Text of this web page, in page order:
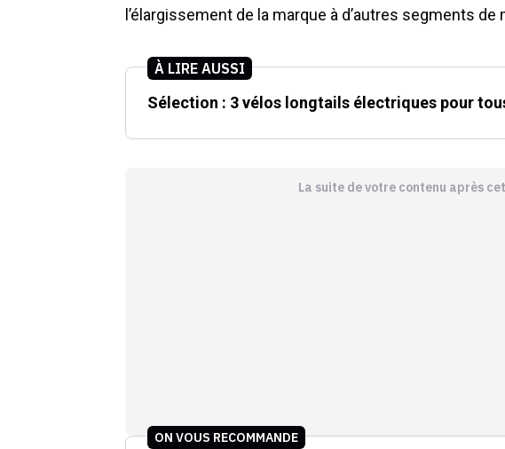
l’élargissement de la marque à d’autres segments
À LIRE AUSSI
Sélection : 3 vélos longtails électriques pour
La suite de votre contenu après
ON VOUS RECOMMANDE